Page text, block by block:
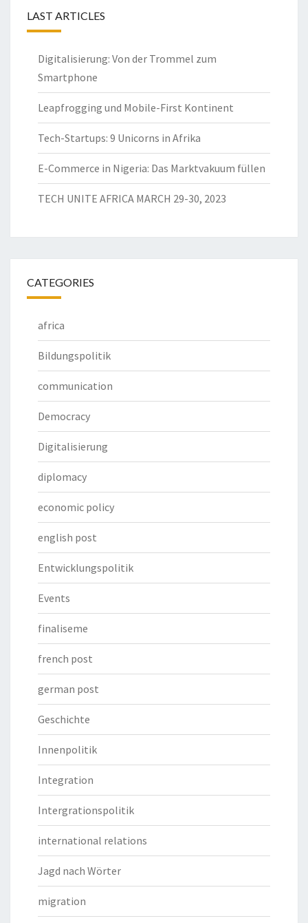
LAST ARTICLES
Digitalisierung: Von der Trommel zum
Smartphone
Leapfrogging und Mobile-First Kontinent
Tech-Startups: 9 Unicorns in Afrika
E-Commerce in Nigeria: Das Marktvakuum füllen
TECH UNITE AFRICA MARCH 29-30, 2023
CATEGORIES
africa
Bildungspolitik
communication
Democracy
Digitalisierung
diplomacy
economic policy
english post
Entwicklungspolitik
Events
finaliseme
french post
german post
Geschichte
Innenpolitik
Integration
Intergrationspolitik
international relations
Jagd nach Wörter
migration